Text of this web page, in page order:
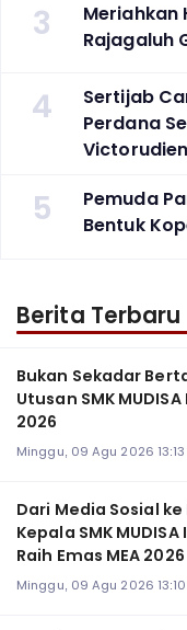
3
Meriahkan
Rajagaluh
4
Sertijab
Perdana
Victorudien
5
Pemuda
Bentuk
Berita Terbaru
Bukan Sekadar
Utusan SMK
2026
Minggu, 09 Agu 2026 13:13
Dari Media Sosial
Kepala SMK
Raih Emas MEA 2026
Minggu, 09 Agu 2026 13:10